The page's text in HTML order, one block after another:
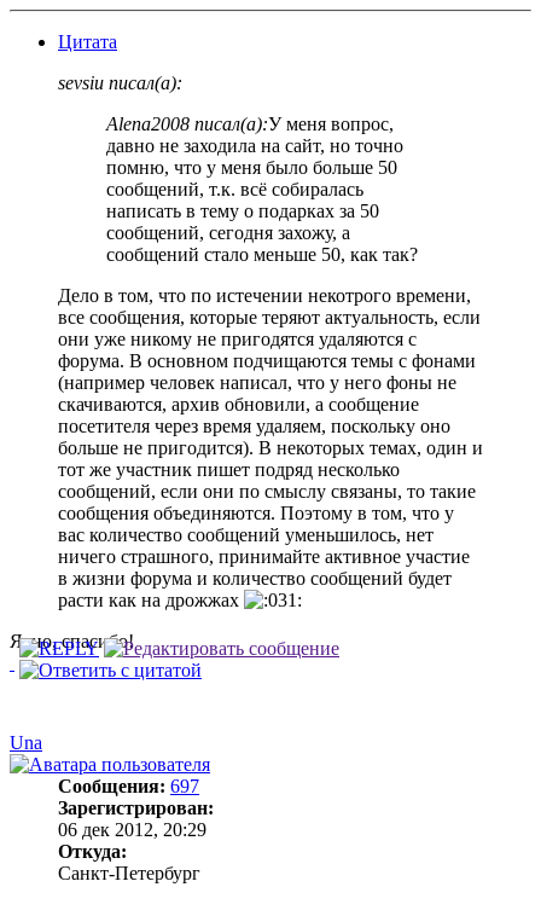
Цитата
sevsiu писал(а):
Alena2008 писал(а):У меня вопрос,
давно не заходила на сайт, но точно
помню, что у меня было больше 50
сообщений, т.к. всё собиралась
написать в тему о подарках за 50
сообщений, сегодня захожу, а
сообщений стало меньше 50, как так?
Дело в том, что по истечении некотрого времени,
все сообщения, которые теряют актуальность, если
они уже никому не пригодятся удаляются с
форума. В основном подчищаются темы с фонами
(например человек написал, что у него фоны не
скачиваются, архив обновили, а сообщение
посетителя через время удаляем, поскольку оно
больше не пригодится). В некоторых темах, один и
тот же участник пишет подряд несколько
сообщений, если они по смыслу связаны, то такие
сообщения объединяются. Поэтому в том, что у
вас количество сообщений уменьшилось, нет
ничего страшного, принимайте активное участие
в жизни форума и количество сообщений будет
расти как на дрожжах
Ясно, спасибо!
Una
Сообщения: 697
Зарегистрирован:
06 дек 2012, 20:29
Откуда:
Санкт-Петербург